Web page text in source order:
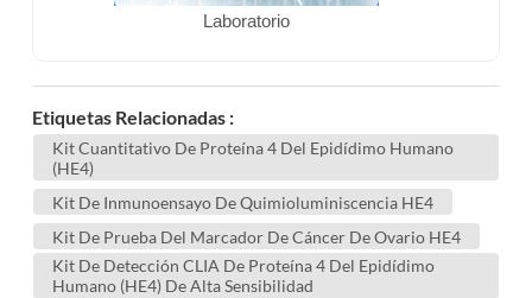
Laboratorio
Etiquetas Relacionadas :
Kit Cuantitativo De Proteína 4 Del Epidídimo Humano
(HE4)
Kit De Inmunoensayo De Quimioluminiscencia HE4
Kit De Prueba Del Marcador De Cáncer De Ovario HE4
Kit De Detección CLIA De Proteína 4 Del Epidídimo
Humano (HE4) De Alta Sensibilidad